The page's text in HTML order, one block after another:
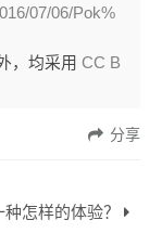
07/06/Pok%
，均采用CC B
分享
怎样的体验？